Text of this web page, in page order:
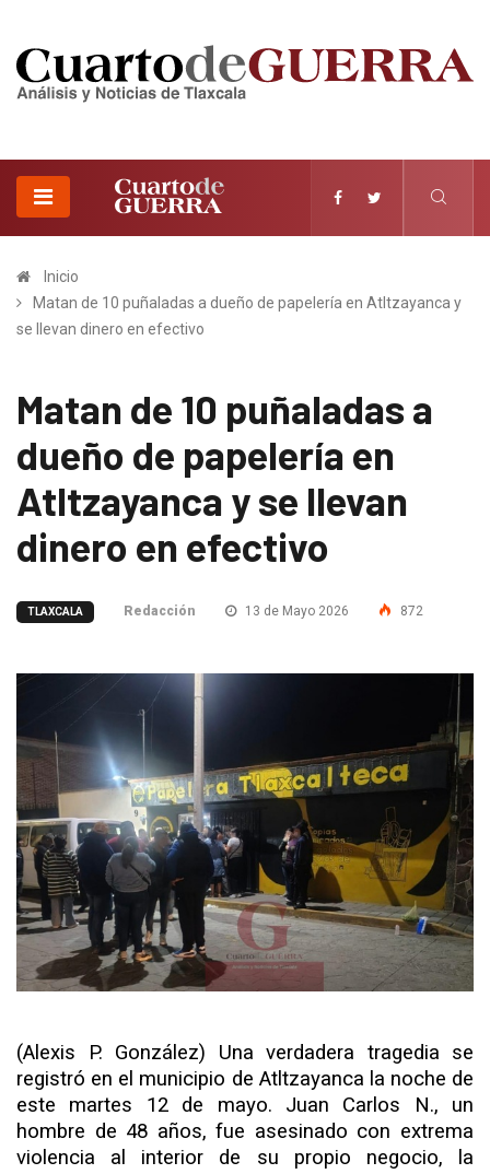
Inicio
Matan de 10 puñaladas a dueño de papelería en Atltzayanca y
se llevan dinero en efectivo
Matan de 10 puñaladas a
dueño de papelería en
Atltzayanca y se llevan
dinero en efectivo
TLAXCALA Redacción 13 de Mayo 2026 872
(Alexis P. González) Una verdadera tragedia se
registró en el municipio de Atltzayanca la noche de
este martes 12 de mayo. Juan Carlos N., un
hombre de 48 años, fue asesinado con extrema
violencia al interior de su propio negocio, la